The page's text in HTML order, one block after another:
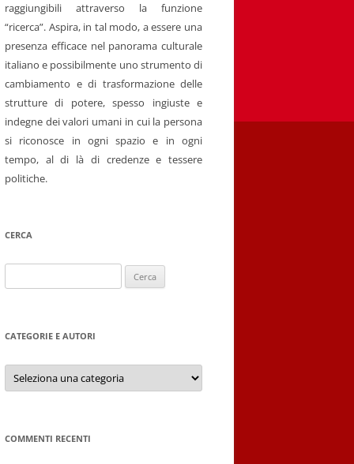
raggiungibili attraverso la funzione
“ricerca”. Aspira, in tal modo, a essere una
presenza efficace nel panorama culturale
italiano e possibilmente uno strumento di
cambiamento e di trasformazione delle
strutture di potere, spesso ingiuste e
indegne dei valori umani in cui la persona
si riconosce in ogni spazio e in ogni
tempo, al di là di credenze e tessere
politiche.
CERCA
per:
CATEGORIE E AUTORI
Categorie
autori
COMMENTI RECENTI